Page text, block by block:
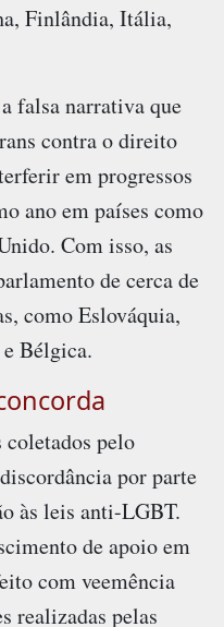
Finlândia, Itália,
falsa narrativa que
contra o direito
em progressos
ano em países como
Com isso, as
de cerca de
como Eslováquia,
Bélgica.
pelo
por parte
às leis anti-LGBT.
de apoio em
com veemência
realizadas pelas